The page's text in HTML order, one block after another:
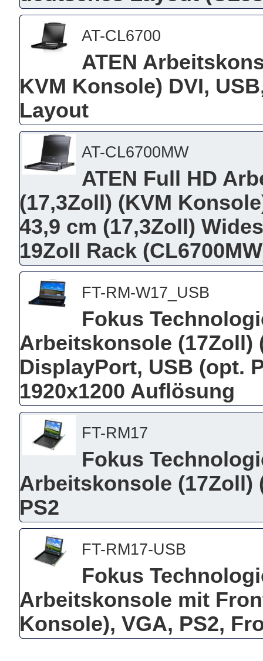
AT-CL6700
ATEN
KVM Konsole) DVI,
Layout
AT-CL6700MW
ATEN Full HD
(17,3Zoll) (KVM
43,9 cm (17,3Zoll)
19Zoll Rack
FT-RM-W17_USB
Fokus
Arbeitskonsole (17Zoll)
DisplayPort, USB (opt.
1920x1200 Auflösung
FT-RM17
Fokus
Arbeitskonsole (17Zoll)
PS2
FT-RM17-USB
Fokus
Arbeitskonsole mit
Konsole), VGA, PS2,